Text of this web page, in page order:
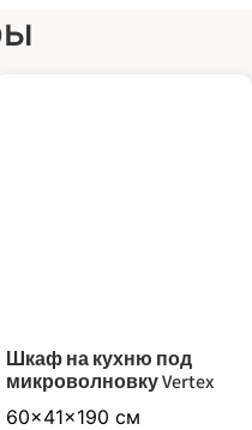
Шкаф на кухню под
микроволновку Vertex
60x41x190 см